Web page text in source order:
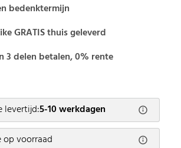
bedenktermijn
GRATIS thuis geleverd
3 delen betalen, 0% rente
levertijd:5-10 werkdagen
voorraad